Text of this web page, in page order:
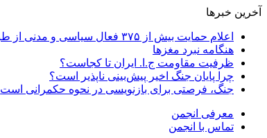
آخرین خبرها
اعلام حمایت بیش از ۳۷۵ فعال سیاسی و مدنی از طرح پیشنهادی دکتر محمدجواد ظریف برای پایان عادلانه جنگ
هنگامه نبرد مغزها
ظرفیت مقاومت ج.ا. ایران تا کجاست؟
چرا پایان جنگ اخیر پیش‌بینی ناپذیر است؟
جنگ، فرصتی برای بازنویسی در نحوه حکمرانی است
معرفی انجمن
تماس با انجمن